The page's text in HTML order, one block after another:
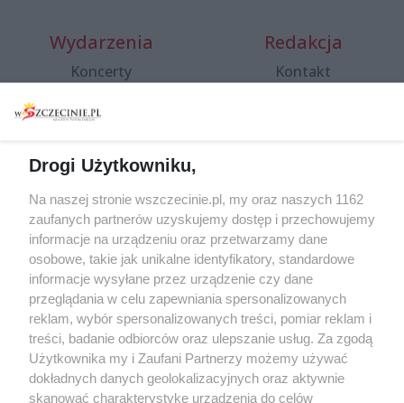
Wydarzenia
Koncerty
Spacery i oprowadzania
targi
Wernisaże
Więcej
Redakcja
Kontakt
Specjalny koncert z okazji
20. urodzin portalu
wSzczecinie.pl
Regulamin konkursów
śniadaniówka "Hej
Szczecin! Jest piątek!"
Partnerzy
Drogi Użytkowniku,
Na naszej stronie wszczecinie.pl, my oraz naszych 1162
zaufanych partnerów uzyskujemy dostęp i przechowujemy
informacje na urządzeniu oraz przetwarzamy dane
osobowe, takie jak unikalne identyfikatory, standardowe
informacje wysyłane przez urządzenie czy dane
przeglądania w celu zapewniania spersonalizowanych
reklam, wybór spersonalizowanych treści, pomiar reklam i
treści, badanie odbiorców oraz ulepszanie usług. Za zgodą
Użytkownika my i Zaufani Partnerzy możemy używać
dokładnych danych geolokalizacyjnych oraz aktywnie
skanować charakterystykę urządzenia do celów